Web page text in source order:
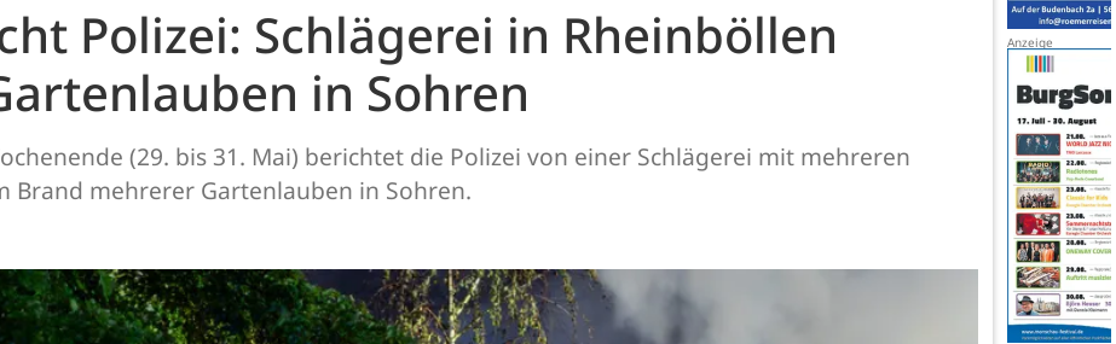
Polizei: Schlägerei in Rheinböllen
in Sohren
(29. bis 31. Mai) berichtet die Polizei von einer Schlägerei mit mehreren
Brand mehrerer Gartenlauben in Sohren.